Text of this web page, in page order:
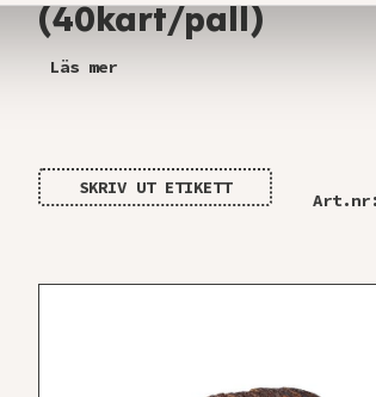
(40kart/pall)
Läs mer
SKRIV UT ETIKETT